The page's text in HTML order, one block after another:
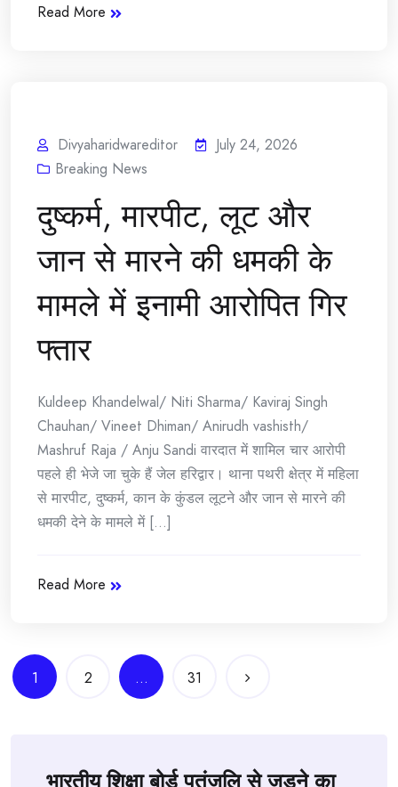
Read More
Divyaharidwareditor
July 24, 2026
Breaking News
दुष्कर्म, मारपीट, लूट और
जान से मारने की धमकी के
मामले में इनामी आरोपित गिर
फ्तार
Kuldeep Khandelwal/ Niti Sharma/ Kaviraj Singh
Chauhan/ Vineet Dhiman/ Anirudh vashisth/
Mashruf Raja / Anju Sandi वारदात में शामिल चार आरोपी
पहले ही भेजे जा चुके हैं जेल हरिद्वार। थाना पथरी क्षेत्र में महिला
से मारपीट, दुष्कर्म, कान के कुंडल लूटने और जान से मारने की
धमकी देने के मामले में [...]
Read More
Posts
navigation
1 2 … 31